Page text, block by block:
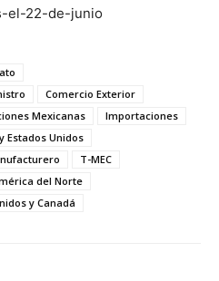
el-22-de-junio
Comercio Exterior
Mexicanas
Importaciones
Estados Unidos
T-MEC
del Norte
y Canadá